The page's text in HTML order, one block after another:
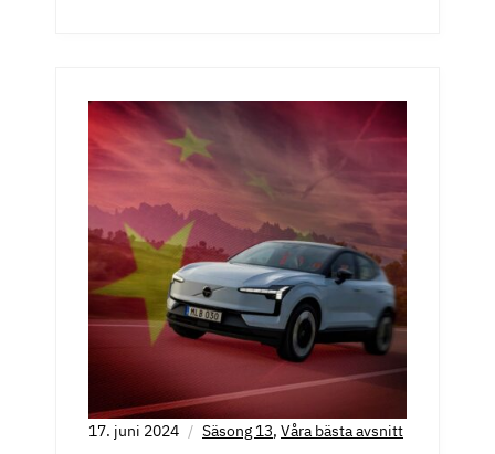
17. juni 2024 Säsong 13, Våra bästa avsnitt